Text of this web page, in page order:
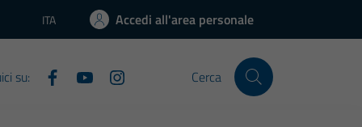
Lingua attiva:
ITA Accedi all'area personale
su: Cerca